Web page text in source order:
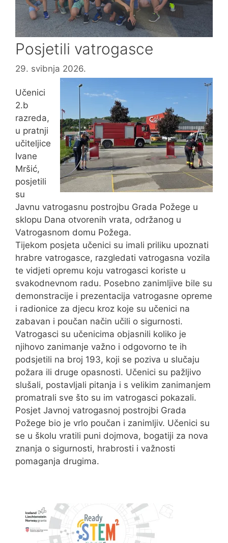
Posjetili vatrogasce
29. svibnja 2026.
Učenici
2.b
razreda,
u pratnji
učiteljice
Ivane
Mršić,
posjetili
su
Javnu vatrogasnu postrojbu Grada Požege u
sklopu Dana otvorenih vrata, održanog u
Vatrogasnom domu Požega.
Tijekom posjeta učenici su imali priliku upoznati
hrabre vatrogasce, razgledati vatrogasna vozila
te vidjeti opremu koju vatrogasci koriste u
svakodnevnom radu. Posebno zanimljive bile su
demonstracije i prezentacija vatrogasne opreme
i radionice za djecu kroz koje su učenici na
zabavan i poučan način učili o sigurnosti.
Vatrogasci su učenicima objasnili koliko je
njihovo zanimanje važno i odgovorno te ih
podsjetili na broj 193, koji se poziva u slučaju
požara ili druge opasnosti. Učenici su pažljivo
slušali, postavljali pitanja i s velikim zanimanjem
promatrali sve što su im vatrogasci pokazali.
Posjet Javnoj vatrogasnoj postrojbi Grada
Požege bio je vrlo poučan i zanimljiv. Učenici su
se u školu vratili puni dojmova, bogatiji za nova
znanja o sigurnosti, hrabrosti i važnosti
pomaganja drugima.